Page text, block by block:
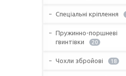
Спеціальні кріплення
Пружинно-поршневі
гвинтівки
20
Чохли збройові 18